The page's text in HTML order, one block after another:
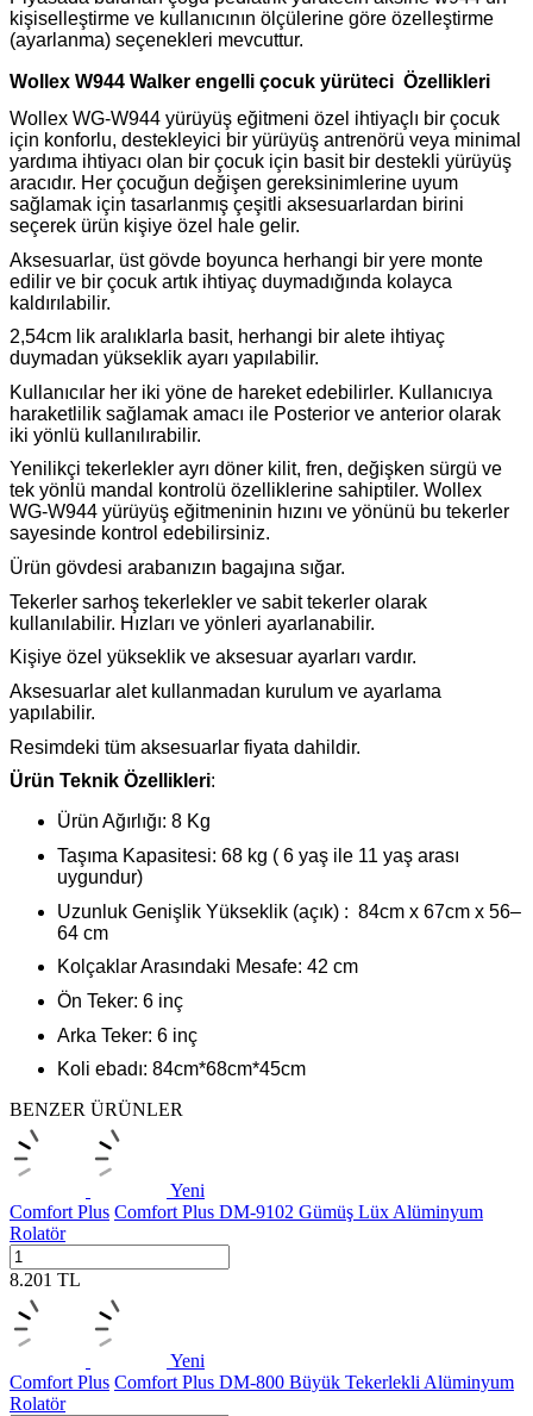
kişiselleştirme ve kullanıcının ölçülerine göre özelleştirme
(ayarlanma) seçenekleri mevcuttur.
Wollex W944 Walker engelli çocuk yürüteci Özellikleri
Wollex WG-W944 yürüyüş eğitmeni özel ihtiyaçlı bir çocuk
için konforlu, destekleyici bir yürüyüş antrenörü veya minimal
yardıma ihtiyacı olan bir çocuk için basit bir destekli yürüyüş
aracıdır. Her çocuğun değişen gereksinimlerine uyum
sağlamak için tasarlanmış çeşitli aksesuarlardan birini
seçerek ürün kişiye özel hale gelir.
Aksesuarlar, üst gövde boyunca herhangi bir yere monte
edilir ve bir çocuk artık ihtiyaç duymadığında kolayca
kaldırılabilir.
2,54cm lik aralıklarla basit, herhangi bir alete ihtiyaç
duymadan yükseklik ayarı yapılabilir.
Kullanıcılar her iki yöne de hareket edebilirler. Kullanıcıya
haraketlilik sağlamak amacı ile Posterior ve anterior olarak
iki yönlü kullanılırabilir.
Yenilikçi tekerlekler ayrı döner kilit, fren, değişken sürgü ve
tek yönlü mandal kontrolü özelliklerine sahiptiler. Wollex
WG-W944 yürüyüş eğitmeninin hızını ve yönünü bu tekerler
sayesinde kontrol edebilirsiniz.
Ürün gövdesi arabanızın bagajına sığar.
Tekerler sarhoş tekerlekler ve sabit tekerler olarak
kullanılabilir. Hızları ve yönleri ayarlanabilir.
Kişiye özel yükseklik ve aksesuar ayarları vardır.
Aksesuarlar alet kullanmadan kurulum ve ayarlama
yapılabilir.
Resimdeki tüm aksesuarlar fiyata dahildir.
Ürün Teknik Özellikleri:
Ürün Ağırlığı: 8 Kg
Taşıma Kapasitesi: 68 kg ( 6 yaş ile 11 yaş arası
uygundur)
Uzunluk Genişlik Yükseklik (açık) : 84cm x 67cm x 56–
64 cm
Kolçaklar Arasındaki Mesafe: 42 cm
Ön Teker: 6 inç
Arka Teker: 6 inç
Koli ebadı: 84cm*68cm*45cm
BENZER ÜRÜNLER
Yeni
Comfort Plus Comfort Plus DM-9102 Gümüş Lüx Alüminyum
Rolatör
8.201 TL
Yeni
Comfort Plus Comfort Plus DM-800 Büyük Tekerlekli Alüminyum
Rolatör